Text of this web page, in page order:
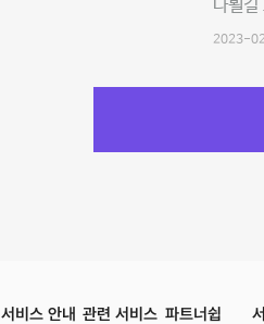
나뵐
2023-
서비스 안내 관련 서비스 파트너쉽